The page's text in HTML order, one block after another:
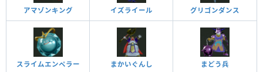
アマゾンキング イズライール グリゴンダンス
スライムエンペラー まかいぐんし まどう兵